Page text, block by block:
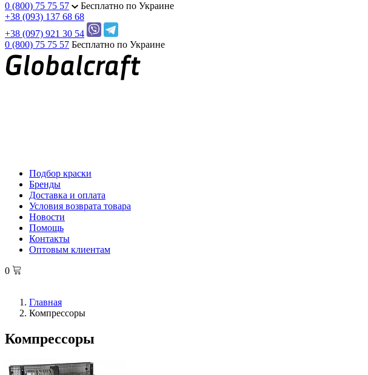
0 (800) 75 75 57
Бесплатно по Украине
+38 (093) 137 68 68
+38 (097) 921 30 54
0 (800) 75 75 57 Бесплатно по Украине
Подбор краски
Бренды
Доставка и оплата
Условия возврата товара
Новости
Помощь
Контакты
Оптовым клиентам
0
Главная
Компрессоры
Компрессоры